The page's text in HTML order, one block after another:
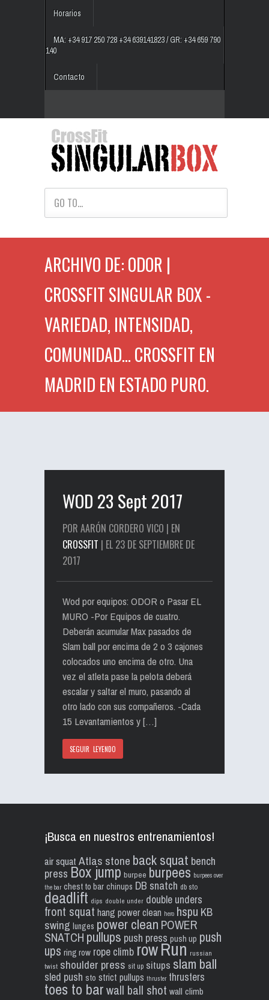
Horarios
MA: +34 917 250 728 +34 639141823 / GR: +34 659 790
140
Contacto
GO TO...
ARCHIVO DE: ODOR |
CROSSFIT SINGULAR BOX -
VARIEDAD, INTENSIDAD,
COMUNIDAD... CROSSFIT EN
MADRID EN ESTADO PURO.
WOD 23 Sept 2017
POR AARÓN CORDERO VICO | EN
CROSSFIT | EL 23 DE SEPTIEMBRE DE
2017
Wod por equipos: ODOR o Pasar EL
MURO -Por Equipos de cuatro.
Deberán acumular Max pasados de
Slam ball por encima de 2 o 3 cajones
colocados uno encima de otro. Una
vez el atleta pase la pelota deberá
escalar y saltar el muro, pasando al
otro lado con sus compañeros. -Cada
15 Levantamientos y […]
SEGUIR LEYENDO
¡Busca en nuestros entrenamientos!
air squat Atlas stone back squat bench
press Box jump burpee burpees burpees over
the bar chest to bar chinups DB snatch db sto
deadlift dips double under double unders
front squat hang power clean hero hspu KB
swing lunges power clean POWER
SNATCH pullups push press push up push
ups ring row rope climb rowRun russian
twist shoulder press sit up situps slam ball
sled push sto strict pullups thruster thrusters
toes to barwall ball shot wall climb